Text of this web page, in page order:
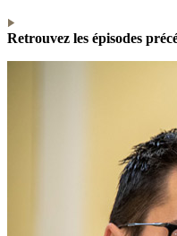
Retrouvez les épisodes